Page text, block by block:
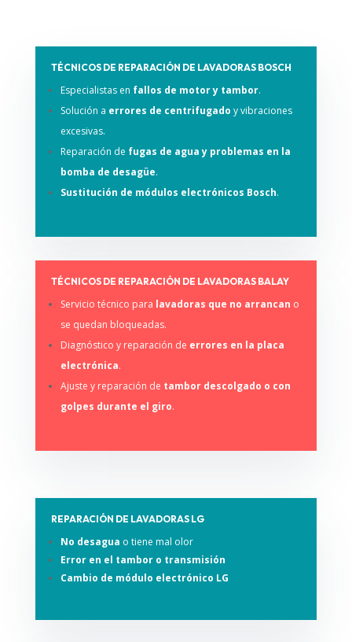
TÉCNICOS DE REPARACIÓN DE LAVADORAS BOSCH
Especialistas en fallos de motor y tambor.
Solución a errores de centrifugado y vibraciones
excesivas.
Reparación de fugas de agua y problemas en la
bomba de desagüe.
Sustitución de módulos electrónicos Bosch.
TÉCNICOS DE REPARACIÓN DE LAVADORAS BALAY
Servicio técnico para lavadoras que no arrancan o
se quedan bloqueadas.
Diagnóstico y reparación de errores en la placa
electrónica.
Ajuste y reparación de tambor descolgado o con
golpes durante el giro.
REPARACIÓN DE LAVADORAS LG
No desagua o tiene mal olor
Error en el tambor o transmisión
Cambio de módulo electrónico LG